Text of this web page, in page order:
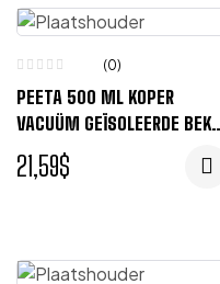
(0)
PEETA 500 ML KOPER
VACUÜM GEÏSOLEERDE BEKER
– CHROOM
21,59$